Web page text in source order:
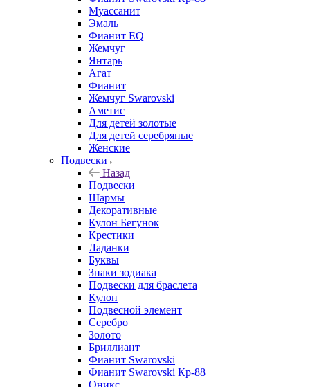
Муассанит
Эмаль
Фианит EQ
Жемчуг
Янтарь
Агат
Фианит
Жемчуг Swarovski
Аметис
Для детей золотые
Для детей серебряные
Женские
Подвески
Назад
Подвески
Шармы
Декоративные
Кулон Бегунок
Крестики
Ладанки
Буквы
Знаки зодиака
Подвески для браслета
Кулон
Подвесной элемент
Серебро
Золото
Бриллиант
Фианит Swarovski
Фианит Swarovski Кр-88
Оникс